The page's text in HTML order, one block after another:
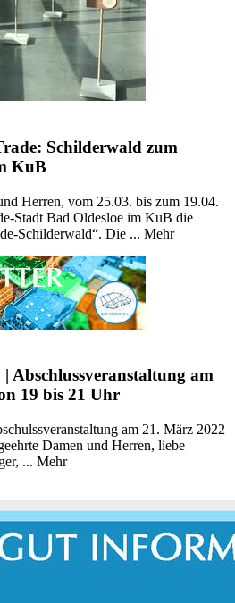
Schilderwald zum
KuB
Herren, vom 25.03. bis zum 19.04.
Stadt Bad Oldesloe im KuB die
Schilderwald“. Die ... Mehr
| Abschlussveranstaltung am
19 bis 21 Uhr
am 21. März 2022
Damen und Herren, liebe
... Mehr